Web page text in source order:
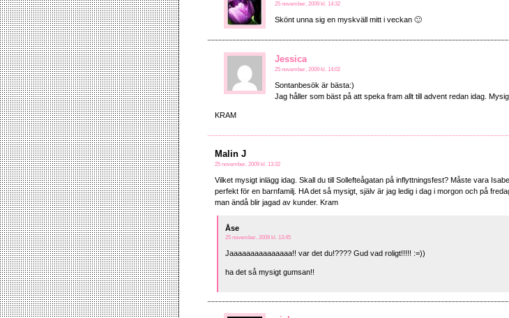
25 november, 2009 kl. 14:32
Skönt unna sig en myskväll mitt i veckan 🙂
Jessica
25 november, 2009 kl. 14:02
Sontanbesök är bästa:)
Jag håller som bäst på att speka fram allt till advent redan idag.
KRAM
Malin J
25 november, 2009 kl. 13:32
Vilket mysigt inlägg idag. Skall du till Sollefteågatan på inflyttningsfest? Måste vara
perfekt för en barnfamilj. HA det så mysigt, själv är jag ledig i dag i morgon och på
man ändå blir jagad av kunder. Kram
Åse
25 november, 2009 kl. 13:45
Jaaaaaaaaaaaaaaa!! var det du!???? Gud vad roligt!!!!! :=))
ha det så mysigt gumsan!!